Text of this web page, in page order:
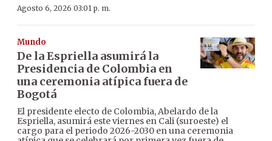
Agosto 6, 2026 03:01 p. m.
Mundo
De la Espriella asumirá la
Presidencia de Colombia en
una ceremonia atípica fuera de
Bogotá
El presidente electo de Colombia, Abelardo de la
Espriella, asumirá este viernes en Cali (suroeste) el
cargo para el periodo 2026-2030 en una ceremonia